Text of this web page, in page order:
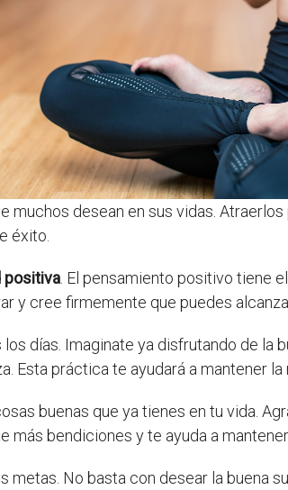
muchos desean en sus vidas.
éxito.
positiva . El pensamiento positivo tiene
y cree firmemente que puedes
días. Imaginate ya disfrutando de la
Esta práctica te ayudará a mantener
buenas que ya tienes en tu vida.
bendiciones y te ayuda a
metas. No basta con desear la buena